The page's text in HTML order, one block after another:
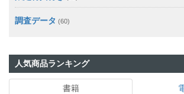
調査データ (60)
人気商品ランキング
書籍